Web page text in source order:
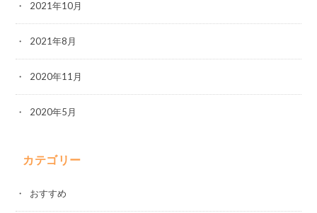
2021年10月
2021年8月
2020年11月
2020年5月
カテゴリー
おすすめ